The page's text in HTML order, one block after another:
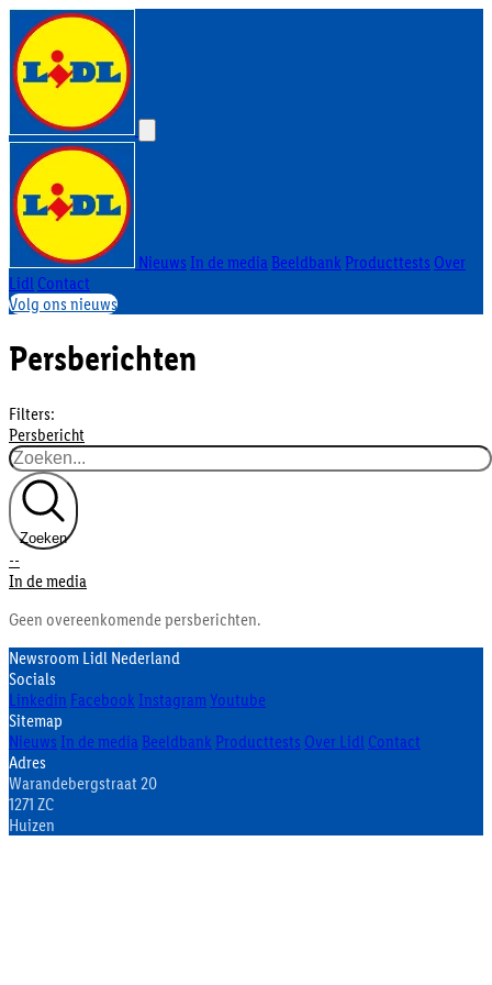
Nieuws In de mediaBeeldbank Producttests Over
Lidl Contact
Volg ons nieuws
Persberichten
Filters:
Persbericht
Zoeken
--
In de media
Geen overeenkomende persberichten.
Newsroom Lidl Nederland
Socials
Linkedin Facebook Instagram Youtube
Sitemap
Nieuws In de media Beeldbank Producttests Over Lidl Contact
Adres
Warandebergstraat 20
1271 ZC
Huizen